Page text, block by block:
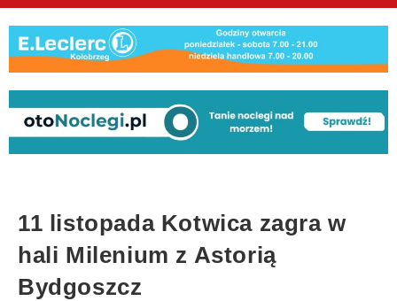
11 listopada Kotwica zagra w
hali Milenium z Astorią
Bydgoszcz